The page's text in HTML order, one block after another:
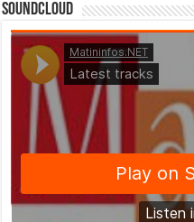
SoundCloud